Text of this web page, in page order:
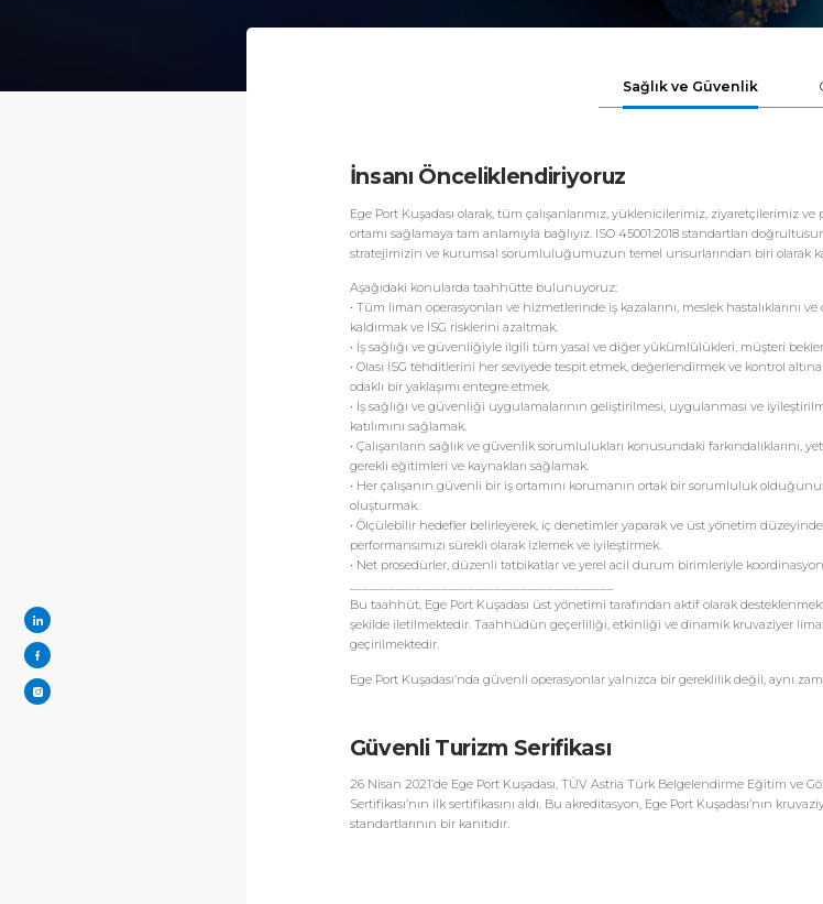
Sağlık ve Güvenlik
İnsanı Önceliklendiriyoruz
Ege Port Kuşadası olarak, tüm çalışanlarımız, yüklenicilerimiz, ziyaretçilerimiz ve
ortamı sağlamaya tam anlamıyla bağlıyız. ISO 45001:2018 standartları
stratejimizin ve kurumsal sorumluluğumuzun temel unsurlarından biri olarak
Aşağıdaki konularda taahhütte bulunuyoruz:
• Tüm liman operasyonları ve hizmetlerinde iş kazalarını, meslek hastalıklarını
kaldırmak ve İSG risklerini azaltmak.
• İş sağlığı ve güvenliğiyle ilgili tüm yasal ve diğer yükümlülükleri, müşteri
• Olası İSG tehditlerini her seviyede tespit etmek, değerlendirmek ve kontrol
odaklı bir yaklaşımı entegre etmek.
• İş sağlığı ve güvenliği uygulamalarının geliştirilmesi, uygulanması ve
katılımını sağlamak.
• Çalışanların sağlık ve güvenlik sorumlulukları konusundaki
gerekli eğitimleri ve kaynakları sağlamak.
• Her çalışanın güvenli bir iş ortamını korumanın ortak bir sorumluluk
oluşturmak.
• Ölçülebilir hedefler belirleyerek, iç denetimler yaparak ve üst yönetim
performansımızı sürekli olarak izlemek ve iyileştirmek.
• Net prosedürler, düzenli tatbikatlar ve yerel acil durum birimleriyle koordinasyon
Bu taahhüt, Ege Port Kuşadası üst yönetimi tarafından aktif olarak
şekilde iletilmektedir. Taahhüdün geçerliliği, etkinliği ve dinamik kruvaziyer
geçirilmektedir.
Ege Port Kuşadası’nda güvenli operasyonlar yalnızca bir gereklilik değil, aynı
Güvenli Turizm Serifikası
26 Nisan 2021’de Ege Port Kuşadası, TÜV Astria Türk Belgelendirme Eğitim ve
Sertifikası’nın ilk sertifikasını aldı. Bu akreditasyon, Ege Port Kuşadası’nın
standartlarının bir kanıtıdır.